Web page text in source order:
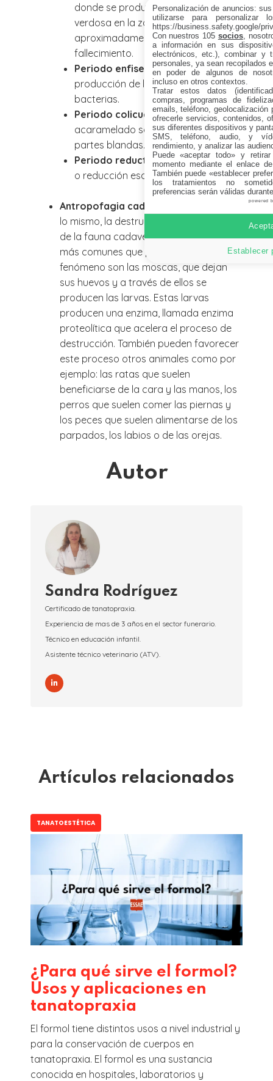
donde se produce un mancha
verdosa en la zona del abdomen
aproximadamente a las 24 horas del
fallecimiento.
Periodo enfisematoso:debido a la
producción de los gases de las
bacterias.
Periodo colicuativo:aspecto
acaramelado sobre todo de las
partes blandas.
Periodo reductivo, esqueletización
o reducción esquelética
Antropofagia cadavérica
lo mismo, la destrucción por la acción
de la fauna cadavérica. Los animales
más comunes que producen este
fenómeno son las moscas, que dejan
sus huevos y a través de ellos se
producen las larvas. Estas larvas
producen una enzima, llamada enzima
proteolítica que acelera el proceso de
destrucción. También pueden favorecer
este proceso otros animales como por
ejemplo: las ratas que suelen
beneficiarse de la cara y las manos, los
perros que suelen comer las piernas y
los peces que suelen alimentarse de los
parpados, los labios o de las orejas.
Autor
Sandra Rodríguez
Certificado de tanatopraxia.
Experiencia de mas de 3 años en el sector funerario.
Técnico en educación infantil.
Asistente técnico veterinario (ATV).
Artículos relacionados
TANATOESTÉTICA
¿Para qué sirve el formol?
Usos y aplicaciones en
tanatopraxia
El formol tiene distintos usos a nivel industrial y
para la conservación de cuerpos en
tanatopraxia. El formol es una sustancia
conocida en hospitales, laboratorios y
Personalización de anuncios:
utilizarse para personalizar
https://business.safety.google/
Con nuestros 105 socios,
a información en sus
electrónicos, etc.), combinar y
personales, ya sean recopilados
en poder de algunos de
incluso en otros contextos.
Tratar estos datos
compras, programas de
emails, teléfono,
ofrecerle servicios, contenidos,
sus diferentes dispositivos y
SMS, teléfono, audio, y
rendimiento, y analizar las
Puede «aceptar todo» y
momento mediante el enlace
También puede «establecer
los tratamientos no
preferencias serán válidas
powered
Establecer